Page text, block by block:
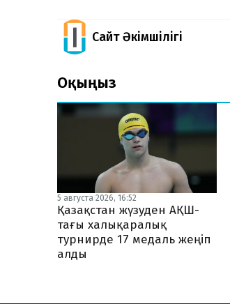
Сайт Әкімшілігі
Оқыңыз
5 августа 2026, 16:52
Қазақстан жүзуден АҚШ-
тағы халықаралық
турнирде 17 медаль жеңіп
алды